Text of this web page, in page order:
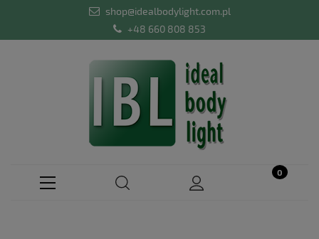
shop@idealbodylight.com.pl
+48 660 808 853